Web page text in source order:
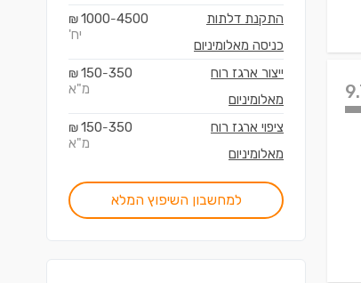
התקנת דלתות
כניסה מאלומיניום
1000-4500
₪
יח'
ייצור ארגז רוח
מאלומיניום
150-350
₪
מ"א
ציפוי ארגז רוח
מאלומיניום
150-350
₪
מ"א
למחשבון השיפוץ המלא